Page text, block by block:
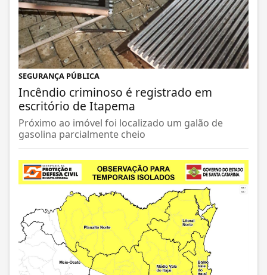
SEGURANÇA PÚBLICA
Incêndio criminoso é registrado em
escritório de Itapema
Próximo ao imóvel foi localizado um galão de
gasolina parcialmente cheio